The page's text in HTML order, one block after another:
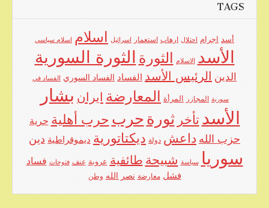
TAGS
أسد اجرام احتلال ارهاب استعمار اسرائيل اسلام اسلام سياسي
الأسد الاسلام الثورة الثورة السورية
الدين الرئيس الأسد الفساد الفساد السوري الفساد في
سورية المجازر المرأة المعارضة ايران بشار
الأسد تأخر ثورة حرب حرب أهلية حرية
حزب الله داعش دولة ديكتاتورية ديموقراطية دين
سوريا سياسة شبيحة طائفية عروبة عنف فتوحات فساد
فشل معارضة نصر الله وطن